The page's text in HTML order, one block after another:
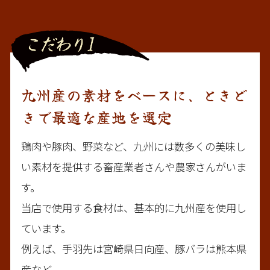
九州産の素材をベースに、ときど
きで最適な産地を選定
鶏肉や豚肉、野菜など、九州には数多くの美味し
い素材を提供する畜産業者さんや農家さんがいま
す。
当店で使用する食材は、基本的に九州産を使用し
ています。
例えば、手羽先は宮崎県日向産、豚バラは熊本県